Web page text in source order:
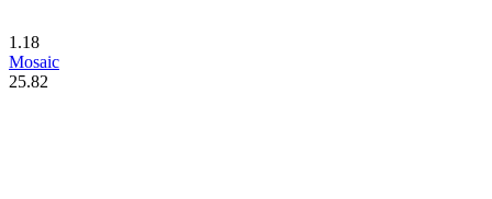
1.18
Mosaic
25.82